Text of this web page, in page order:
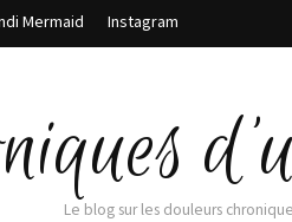
Mermaid Instagram
Le blog sur les douleurs